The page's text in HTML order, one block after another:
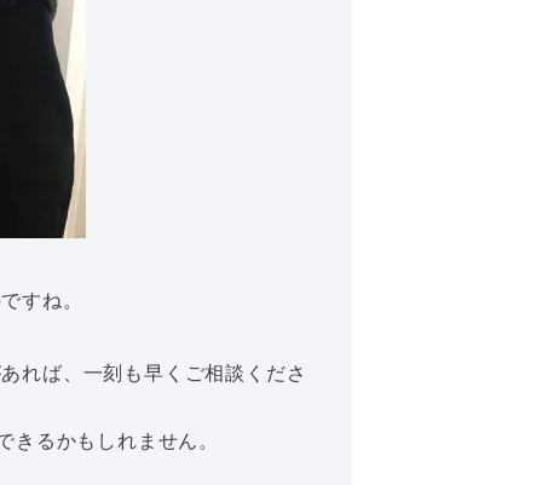
すね。
れば、一刻も早くご相談くださ
きるかもしれません。